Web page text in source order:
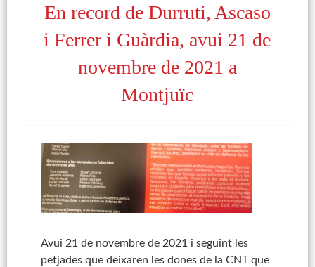
En record de Durruti, Ascaso
i Ferrer i Guàrdia, avui 21 de
novembre de 2021 a
Montjuïc
Avui 21 de novembre de 2021 i seguint les
petjades que deixaren les dones de la CNT que